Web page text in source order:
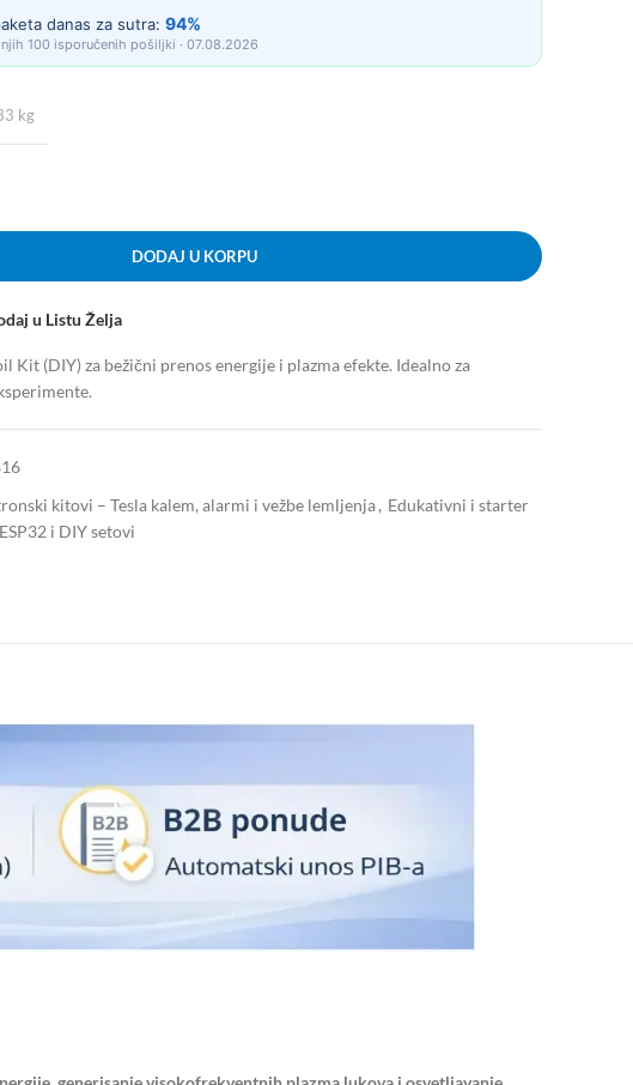
danas za sutra: 94%
100 isporučenih pošiljki · 07.08.2026
kg
DODAJ U KORPU
u Listu Želja
Kit (DIY) za bežični prenos energije i plazma efekte. Idealno za
kitovi – Tesla kalem, alarmi i vežbe lemljenja, Edukativni i starter
i DIY setovi